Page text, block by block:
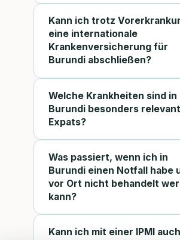
Kann ich trotz
eine internationale
Krankenversicherung für
Burundi abschließen?
Welche Krankheiten sind in
Burundi besonders
Expats?
Was passiert, wenn ich in
Burundi einen Notfall habe
vor Ort nicht behandelt
kann?
Kann ich mit einer IPMI